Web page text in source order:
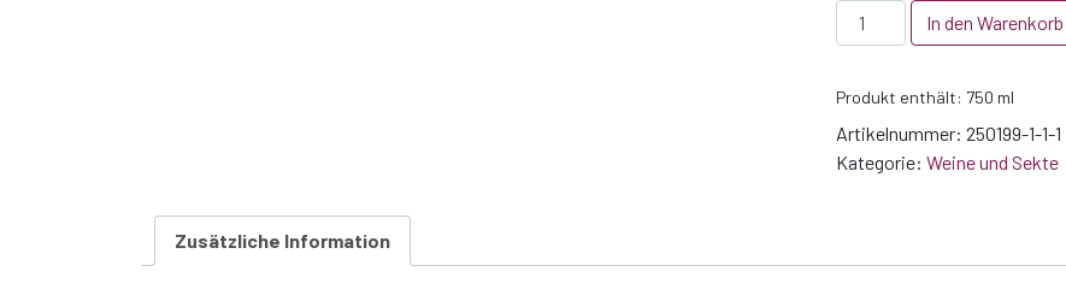
Micro
Cosme
Menge
In den Warenkorb
Produkt enthält: 750 ml
Artikelnummer:250199-1-1-1
Kategorie:Weine und Sekte
Zusätzliche Information